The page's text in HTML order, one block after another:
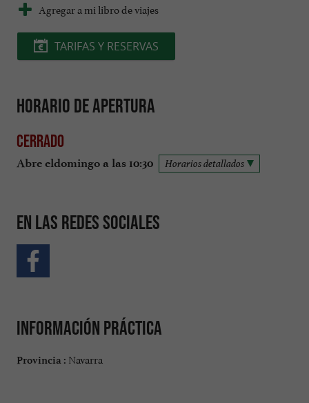
Agregar a mi libro de viajes
TARIFAS Y RESERVAS
Horario de apertura
Cerrado
Abre eldomingo a las 10:30 Horarios detallados
En las redes sociales
Información práctica
Provincia : Navarra